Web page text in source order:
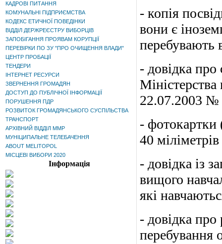
КАДРОВІ ПИТАННЯ
КОМУНАЛЬНІ ПІДПРИЄМСТВА
КОДЕКС ЕТИЧНОЇ ПОВЕДІНКИ
ВІДДІЛ ДЕРЖРЕЄСТРУ ВИБОРЦІВ
ЗАПОБІГАННЯ ПРОЯВАМ КОРУПЦІЇ
ПЕРЕВІРКИ ПО ЗУ "ПРО ОЧИЩЕННЯ ВЛАДИ"
ЦЕНТР ПРОБАЦІЇ
ТЕНДЕРИ
ІНТЕРНЕТ РЕСУРСИ
ЗВЕРНЕННЯ ГРОМАДЯН
ДОСТУП ДО ПУБЛІЧНОЇ ІНФОРМАЦІЇ
ПОРУШЕННЯ ПДР
РОЗВИТОК ГРОМАДЯНСЬКОГО СУСПІЛЬСТВА
ТРАНСПОРТ
АРХІВНИЙ ВІДДІЛ ММР
МУНІЦИПАЛЬНЕ ТЕЛЕБАЧЕННЯ
ABOUT MELITOPOL
МІСЦЕВІ ВИБОРИ 2020
Інформація
- копія
вони є
перебувають
- довідка про
Міністерства
22.07.2003 №
- фотокартки
40
- довідка із
вищого
які
- довідка
перебування